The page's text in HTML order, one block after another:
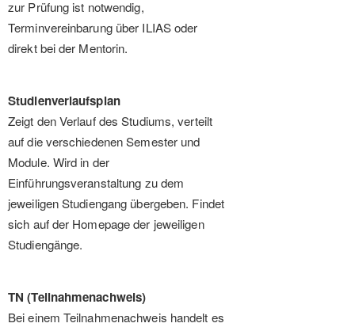
zur Prüfung ist notwendig,
Terminvereinbarung über ILIAS oder
direkt bei der Mentorin.
Studienverlaufsplan
Zeigt den Verlauf des Studiums, verteilt
auf die verschiedenen Semester und
Module. Wird in der
Einführungsveranstaltung zu dem
jeweiligen Studiengang übergeben. Findet
sich auf der Homepage der jeweiligen
Studiengänge.
TN (Teilnahmenachweis)
Bei einem Teilnahmenachweis handelt es